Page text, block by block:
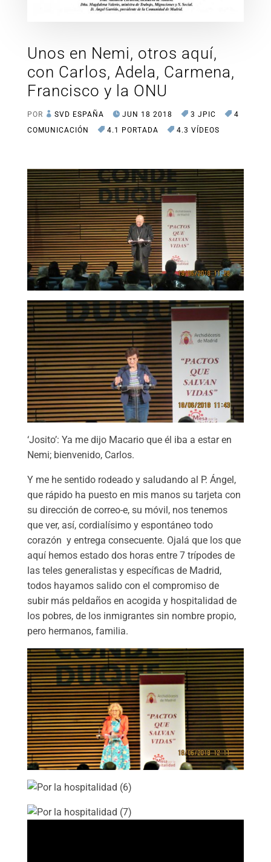
Unos en Nemi, otros aquí,
con Carlos, Adela, Carmena,
Francisco y la ONU
POR SVD ESPAÑA JUN 18 2018 3 JPIC
4
COMUNICACIÓN
4.1 PORTADA 4.3 VÍDEOS
‘Josito’: Ya me dijo Macario que él iba a estar en
Nemi; bienvenido, Carlos.
Y me he sentido rodeado y saludando al P. Ángel,
que rápido ha puesto en mis manos su tarjeta con
su dirección de correo-e, su móvil, nos tenemos
que ver, así, cordialísimo y espontáneo todo
corazón y entrega consecuente. Ojalá que los que
aquí hemos estado dos horas entre 7 trípodes de
las teles generalistas y específicas de Madrid,
todos hayamos salido con el compromiso de
subir más peldaños en acogida y hospitalidad de
los pobres, de los inmigrantes sin nombre propio,
pero hermanos, familia.